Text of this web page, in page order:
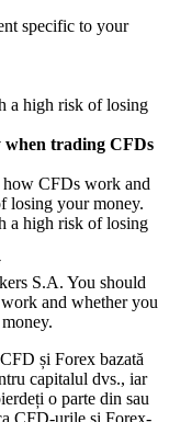
specific to your
a high risk of losing
when trading CFDs
how CFDs work and
losing your money.
a high risk of losing
S.A. You should
and whether you
și Forex bazată
capitalul dvs., iar
o parte din sau
CFD-urile și Forex-